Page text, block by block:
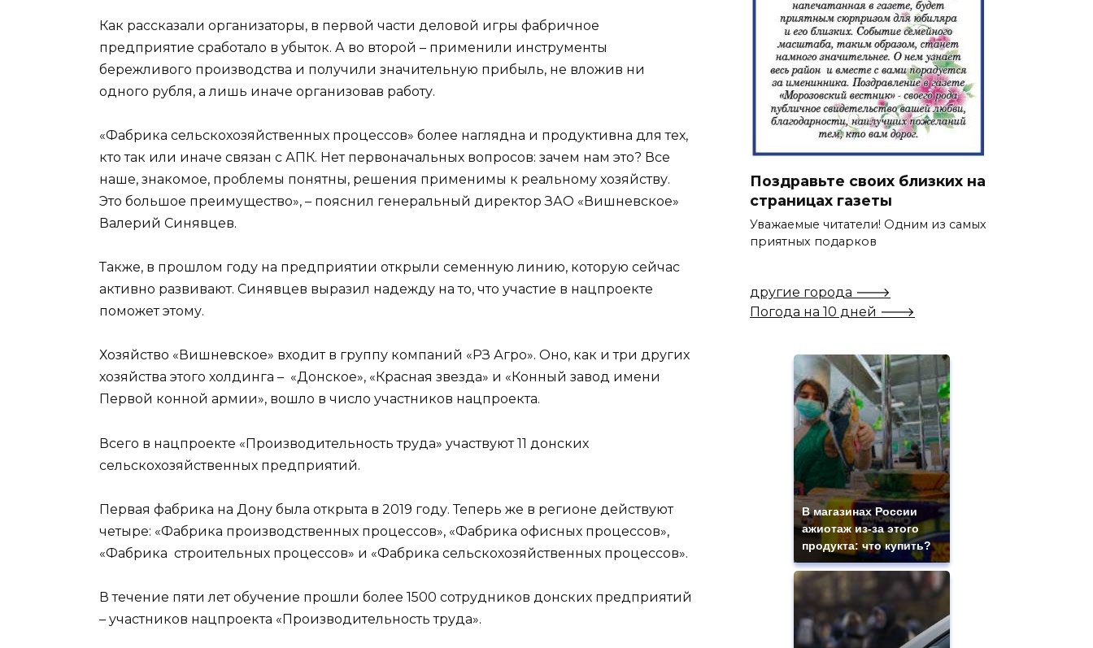
Как рассказали организаторы, в первой части деловой игры фабричное
предприятие сработало в убыток. А во второй – применили инструменты
бережливого производства и получили значительную прибыль, не вложив ни
одного рубля, а лишь иначе организовав работу.
«Фабрика сельскохозяйственных процессов» более наглядна и продуктивна для тех,
кто так или иначе связан с АПК. Нет первоначальных вопросов: зачем нам это? Все
наше, знакомое, проблемы понятны, решения применимы к реальному хозяйству.
Это большое преимущество», – пояснил генеральный директор ЗАО «Вишневское»
Валерий Синявцев.
Также, в прошлом году на предприятии открыли семенную линию, которую сейчас
активно развивают. Синявцев выразил надежду на то, что участие в нацпроекте
поможет этому.
Хозяйство «Вишневское» входит в группу компаний «РЗ Агро». Оно, как и три других
хозяйства этого холдинга – «Донское», «Красная звезда» и «Конный завод имени
Первой конной армии», вошло в число участников нацпроекта.
Всего в нацпроекте «Производительность труда» участвуют 11 донских
сельскохозяйственных предприятий.
Первая фабрика на Дону была открыта в 2019 году. Теперь же в регионе действуют
четыре: «Фабрика производственных процессов», «Фабрика офисных процессов»,
«Фабрика строительных процессов» и «Фабрика сельскохозяйственных процессов».
В течение пяти лет обучение прошли более 1500 сотрудников донских предприятий
– участников нацпроекта «Производительность труда».
Поздравьте своих близких на
страницах газеты
Уважаемые читатели! Одним из самых
приятных подарков
другие города 🡒
Погода на 10 дней 🡒
В магазинах России
ажиотаж из-за этого
продукта: что купить?